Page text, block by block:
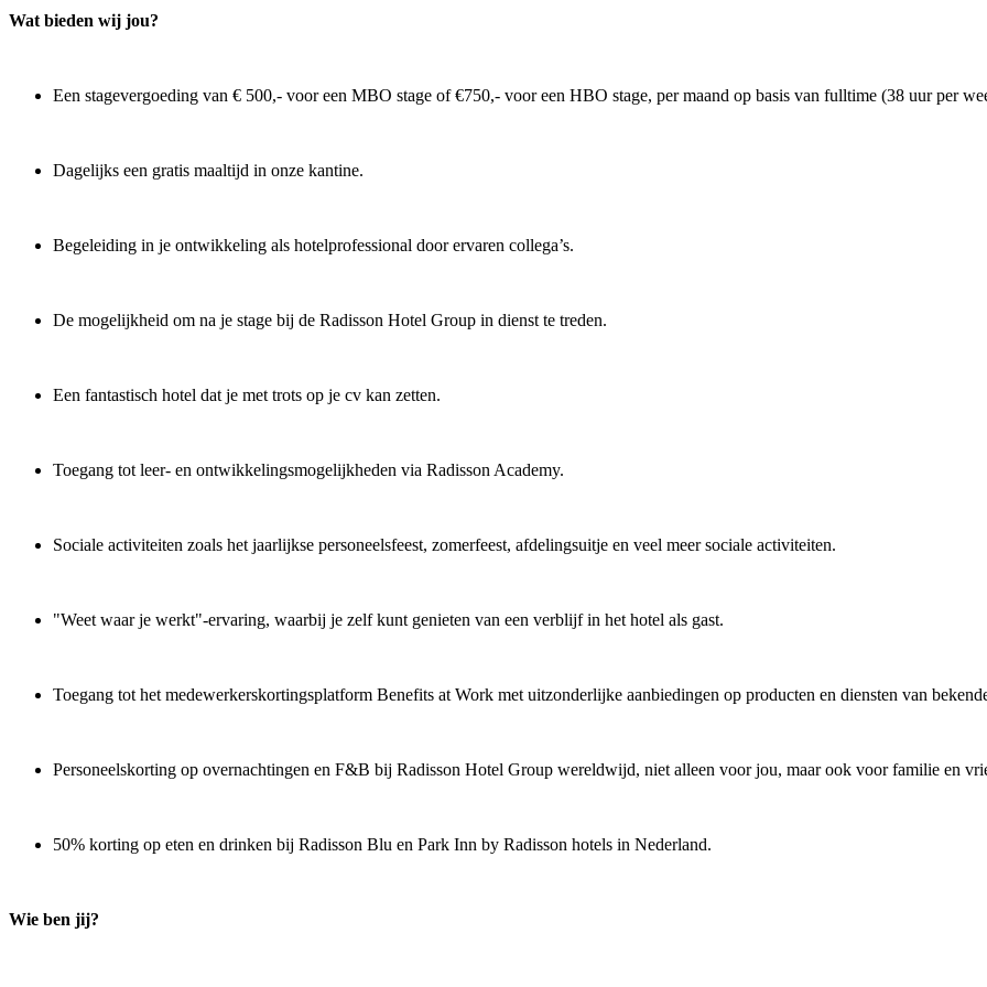
Wat bieden wij jou?
Een stagevergoeding van € 500,- voor een MBO stage of €750,- voor een HBO stage, per maand op basis van fulltime (38 uur per
Dagelijks een gratis maaltijd in onze kantine.
Begeleiding in je ontwikkeling als hotelprofessional door ervaren collega’s.
De mogelijkheid om na je stage bij de Radisson Hotel Group in dienst te treden.
Een fantastisch hotel dat je met trots op je cv kan zetten.
Toegang tot leer- en ontwikkelingsmogelijkheden via Radisson Academy.
Sociale activiteiten zoals het jaarlijkse personeelsfeest, zomerfeest, afdelingsuitje en veel meer sociale activiteiten.
"Weet waar je werkt"-ervaring, waarbij je zelf kunt genieten van een verblijf in het hotel als gast.
Toegang tot het medewerkerskortingsplatform Benefits at Work met uitzonderlijke aanbiedingen op producten en diensten van
Personeelskorting op overnachtingen en F&B bij Radisson Hotel Group wereldwijd, niet alleen voor jou, maar ook voor familie en
50% korting op eten en drinken bij Radisson Blu en Park Inn by Radisson hotels in Nederland.
Wie ben jij?